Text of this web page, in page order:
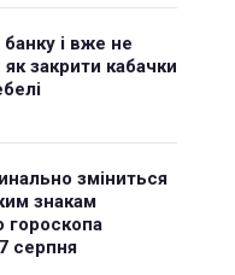
і вже не
закрити кабачки
зміниться
знакам
гороскопа
серпня